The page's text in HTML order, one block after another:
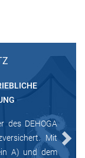
des DEHOGA
Mit
A) und dem
Next